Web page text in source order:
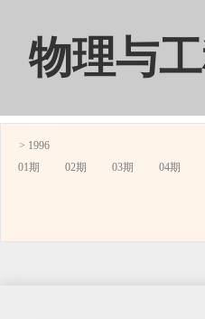
物理与
> 1996
01期
02期 03期 04期